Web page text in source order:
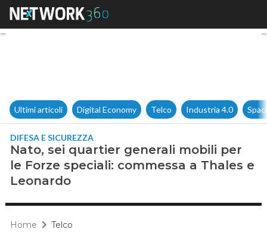
Nato, sei quartier generali
Ultimi articoli Digital Economy Telco Industria 4.0
DIFESA E SICUREZZA
Nato, sei quartier generali mobili per
le Forze speciali: commessa a Thales e
Leonardo
Home Telco